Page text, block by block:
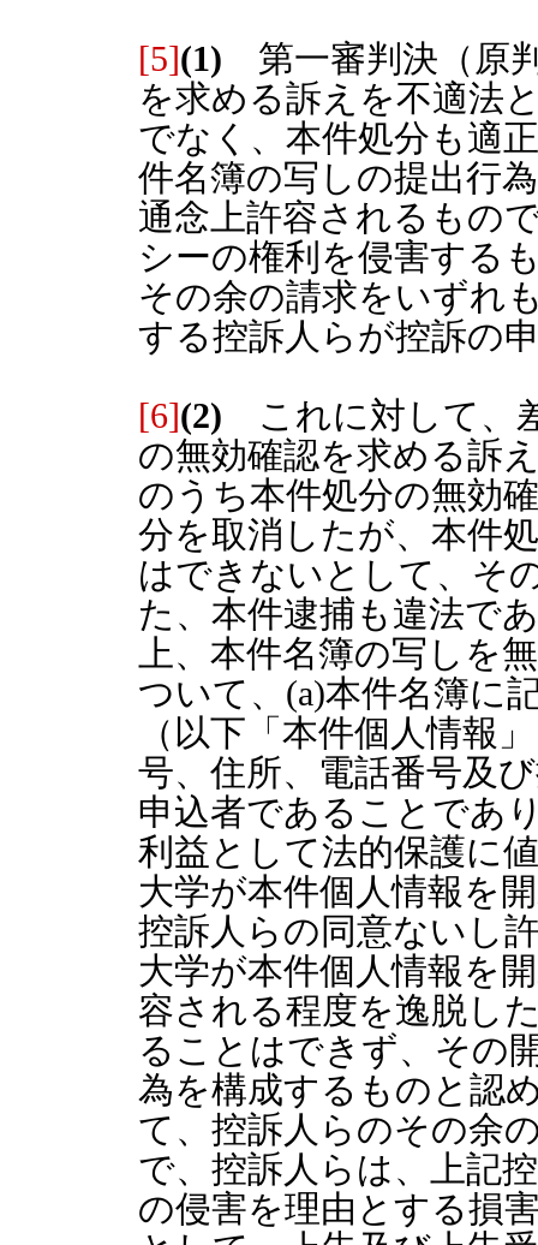
[5](1) 第一審判決（原
を求める訴えを不適法
でなく、本件処分も適
件名簿の写しの提出行
通念上許容されるもの
シーの権利を侵害する
その余の請求をいずれ
する控訴人らが控訴の
[6](2) これに対して、
の無効確認を求める訴
のうち本件処分の無効
分を取消したが、本件
はできないとして、そ
た、本件逮捕も違法で
上、本件名簿の写しを
ついて、(a)本件名簿に
（以下「本件個人情報
号、住所、電話番号及
申込者であることであ
利益として法的保護に
大学が本件個人情報を
控訴人らの同意ないし
大学が本件個人情報を
容される程度を逸脱し
ることはできず、その
為を構成するものと認
て、控訴人らのその余
で、控訴人らは、上記
の侵害を理由とする損